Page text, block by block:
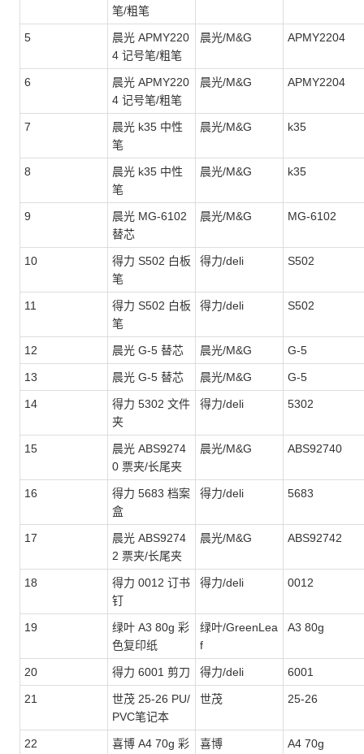
笔/粗笔
5
晨光 APMY220
4 记号笔/粗笔
晨光/M&G APMY2204
6
晨光 APMY220
4 记号笔/粗笔
晨光/M&G APMY2204
7
晨光 k35 中性
笔
晨光/M&G k35
8
晨光 k35 中性
笔
晨光/M&G k35
9
晨光 MG-6102
替芯
晨光/M&G MG-6102
10
得力 S502 白板
笔
得力/deli S502
11
得力 S502 白板
笔
得力/deli S502
12 晨光 G-5 替芯 晨光/M&G G-5
13 晨光 G-5 替芯 晨光/M&G G-5
14
得力 5302 文件
夹
得力/deli 5302
15
晨光 ABS9274
0 票夹/长尾夹
晨光/M&G ABS92740
16
得力 5683 档案
盒
得力/deli 5683
17
晨光 ABS9274
2 票夹/长尾夹
晨光/M&G ABS92742
18
得力 0012 订书
钉
得力/deli 0012
19
绿叶 A3 80g 彩
色复印纸
绿叶/GreenLea
f
A3 80g
20 得力 6001 剪刀 得力/deli 6001
21
世茂 25-26 PU/
PVC笔记本
世茂 25-26
22
喜博 A4 70g 彩
喜博 A4 70g